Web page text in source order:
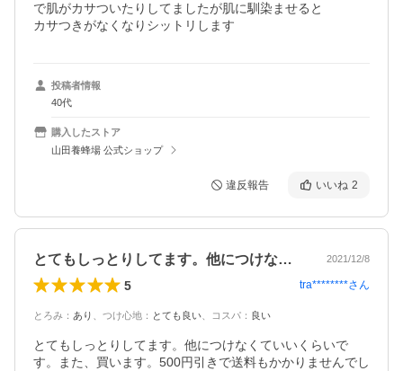
で肌がカサついたりしてましたが肌に馴染ませると
カサつきがなくなりシットリします
投稿者情報
40代
購入したストア
山田養蜂場 公式ショップ
違反報告 いいね 2
とてもしっとりしてます。他につけなくて… 2021/12/8
5 tra********さん
とろみ ： あり つけ心地 ： とても良い コスパ ： 良い
とてもしっとりしてます。他につけなくていいくらいで
す。また、買います。500円引きで送料もかかりませんでし